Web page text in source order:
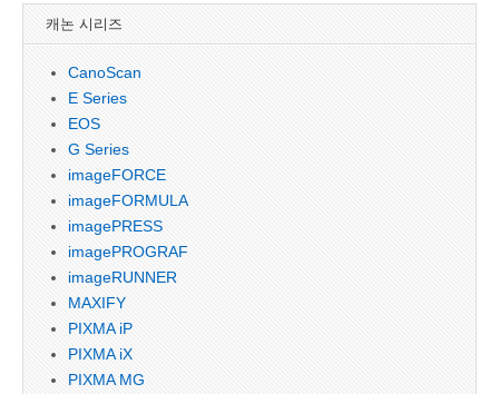
캐논 시리즈
CanoScan
E Series
EOS
G Series
imageFORCE
imageFORMULA
imagePRESS
imagePROGRAF
imageRUNNER
MAXIFY
PIXMA iP
PIXMA iX
PIXMA MG